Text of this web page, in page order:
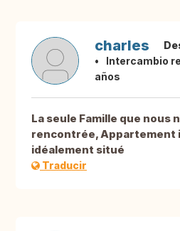
charles
Intercambio
años
La seule Famille que nous
rencontrée, Appartement
idéalement situé
Traducir